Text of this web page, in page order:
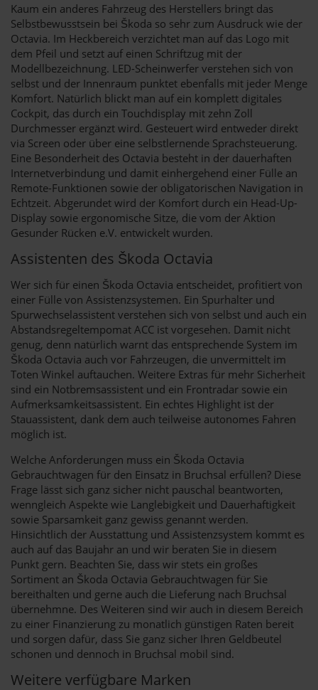
Kaum ein anderes Fahrzeug des Herstellers bringt das
Selbstbewusstsein bei Škoda so sehr zum Ausdruck wie der
Octavia. Im Heckbereich verzichtet man auf das Logo mit
dem Pfeil und setzt auf einen Schriftzug mit der
Modellbezeichnung. LED-Scheinwerfer verstehen sich von
selbst und der Innenraum punktet ebenfalls mit jeder Menge
Komfort. Natürlich blickt man auf ein komplett digitales
Cockpit, das durch ein Touchdisplay mit zehn Zoll
Durchmesser ergänzt wird. Gesteuert wird entweder direkt
via Screen oder über eine selbstlernende Sprachsteuerung.
Eine Besonderheit des Octavia besteht in der dauerhaften
Internetverbindung und damit einhergehend einer Fülle an
Remote-Funktionen sowie der obligatorischen Navigation in
Echtzeit. Abgerundet wird der Komfort durch ein Head-Up-
Display sowie ergonomische Sitze, die vom der Aktion
Gesunder Rücken e.V. entwickelt wurden.
Assistenten des Škoda Octavia
Wer sich für einen Škoda Octavia entscheidet, profitiert von
einer Fülle von Assistenzsystemen. Ein Spurhalter und
Spurwechselassistent verstehen sich von selbst und auch ein
Abstandsregeltempomat ACC ist vorgesehen. Damit nicht
genug, denn natürlich warnt das entsprechende System im
Škoda Octavia auch vor Fahrzeugen, die unvermittelt im
Toten Winkel auftauchen. Weitere Extras für mehr Sicherheit
sind ein Notbremsassistent und ein Frontradar sowie ein
Aufmerksamkeitsassistent. Ein echtes Highlight ist der
Stauassistent, dank dem auch teilweise autonomes Fahren
möglich ist.
Welche Anforderungen muss ein Škoda Octavia
Gebrauchtwagen für den Einsatz in Bruchsal erfüllen? Diese
Frage lässt sich ganz sicher nicht pauschal beantworten,
wenngleich Aspekte wie Langlebigkeit und Dauerhaftigkeit
sowie Sparsamkeit ganz gewiss genannt werden.
Hinsichtlich der Ausstattung und Assistenzsystem kommt es
auch auf das Baujahr an und wir beraten Sie in diesem
Punkt gern. Beachten Sie, dass wir stets ein großes
Sortiment an Škoda Octavia Gebrauchtwagen für Sie
bereithalten und gerne auch die Lieferung nach Bruchsal
übernehmne. Des Weiteren sind wir auch in diesem Bereich
zu einer Finanzierung zu monatlich günstigen Raten bereit
und sorgen dafür, dass Sie ganz sicher Ihren Geldbeutel
schonen und dennoch in Bruchsal mobil sind.
Weitere verfügbare Marken